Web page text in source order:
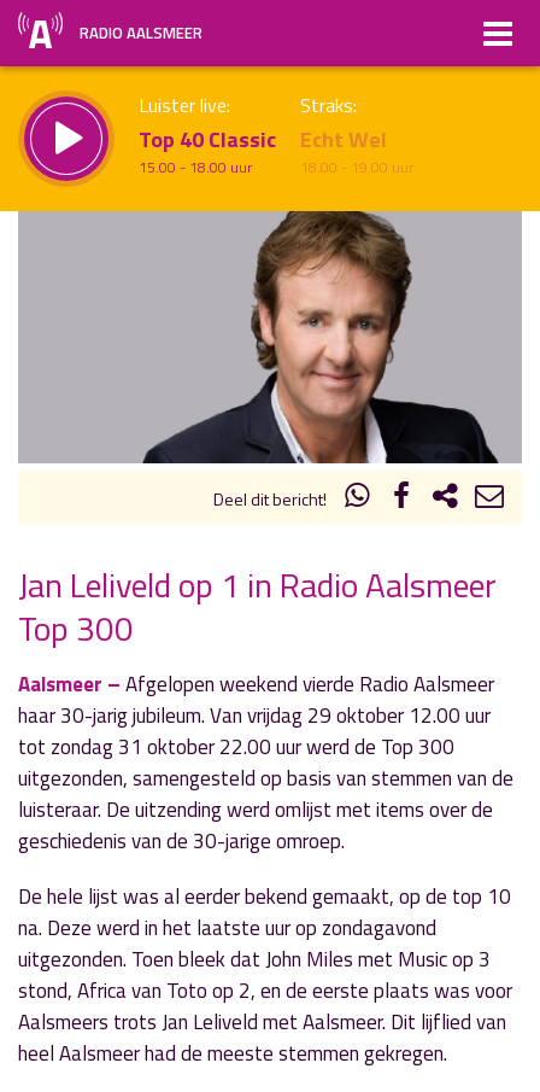
RADIO AALSMEER
Luister live:
Top 40 Classic
15.00 - 18.00 uur
Straks:
Echt Wel
18.00 - 19.00 uur
uur 1 van x
Deel dit bericht!
« Vorig nieuwsbericht
Hornmeerders krijgen gratis advies
energiebesparing
1 november 2021
» Volgend nieuwsbericht
Nat herfstweertje bij Halloween-activiteiten
Aalsmeer Centrum
2 november 2021
Jan Leliveld op 1 in Radio Aalsmeer
Top 300
Aalsmeer –Afgelopen weekend vierde Radio Aalsmeer
haar 30-jarig jubileum. Van vrijdag 29 oktober 12.00 uur
tot zondag 31 oktober 22.00 uur werd de Top 300
uitgezonden, samengesteld op basis van stemmen van de
luisteraar. De uitzending werd omlijst met items over de
geschiedenis van de 30-jarige omroep.
De hele lijst was al eerder bekend gemaakt, op de top 10
na. Deze werd in het laatste uur op zondagavond
uitgezonden. Toen bleek dat John Miles met Music op 3
stond, Africa van Toto op 2, en de eerste plaats was voor
Aalsmeers trots Jan Leliveld met Aalsmeer. Dit lijflied van
heel Aalsmeer had de meeste stemmen gekregen.